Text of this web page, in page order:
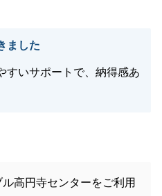
ました
すいサポートで、納得感あ
高円寺センターをご利用